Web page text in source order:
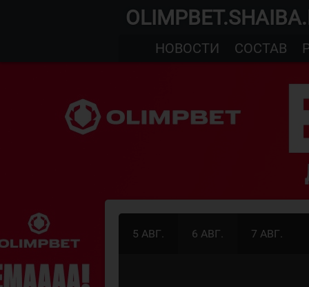
НОВОСТИ
СОСТАВ
5 АВГ. 6 АВГ. 7 АВГ.